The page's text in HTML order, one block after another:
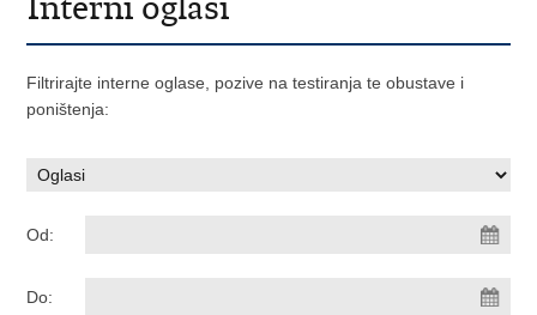
Filtrirajte interne oglase, pozive na testiranja te obustave i
poništenja:
Od:
Do: